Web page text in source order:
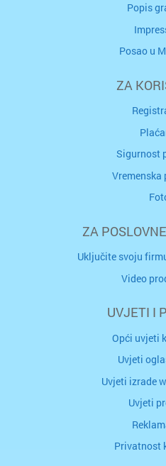
Popis
Posao u
ZA
Sigurnost
Vremenska
ZA
Uključite svoju
Video
UVJETI I
Opći uvjeti
Uvjeti
Uvjeti izrade
Uvjeti
Privatnost